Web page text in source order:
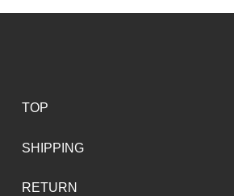
TOP
SHIPPING
RETURN